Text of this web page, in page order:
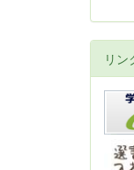
リン